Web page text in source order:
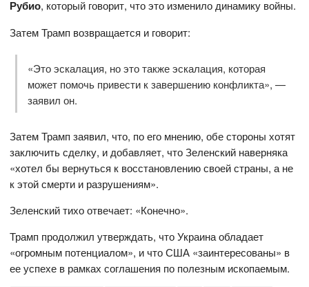
Рубио, который говорит, что это изменило динамику войны.
Затем Трамп возвращается и говорит:
«Это эскалация, но это также эскалация, которая
может помочь привести к завершению конфликта», —
заявил он.
Затем Трамп заявил, что, по его мнению, обе стороны хотят
заключить сделку, и добавляет, что Зеленский наверняка
«хотел бы вернуться к восстановлению своей страны, а не
к этой смерти и разрушениям».
Зеленский тихо отвечает: «Конечно».
Трамп продолжил утверждать, что Украина обладает
«огромным потенциалом», и что США «заинтересованы» в
ее успехе в рамках соглашения по полезным ископаемым.